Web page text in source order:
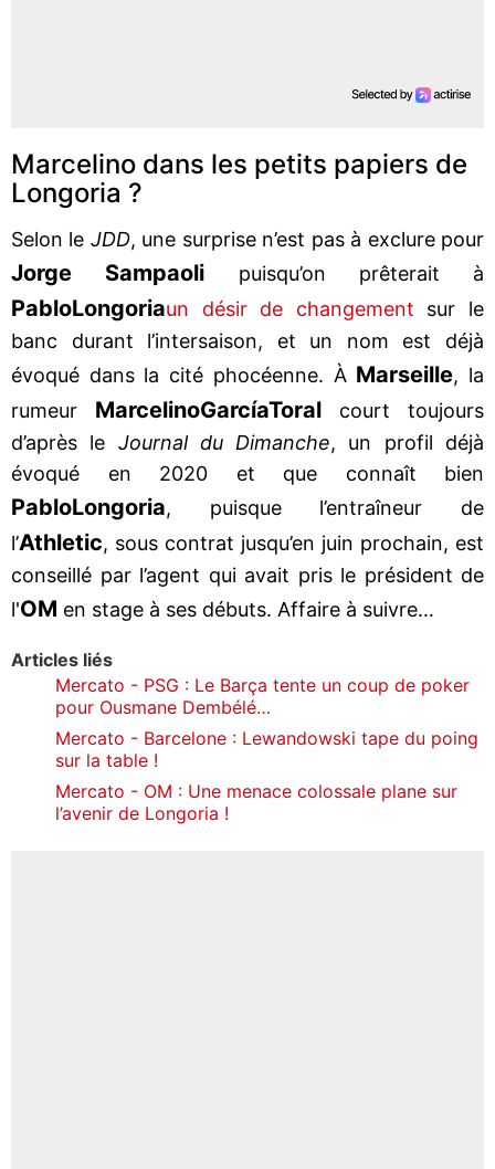
Marcelino dans les petits papiers de
Longoria ?
Selon le JDD, une surprise n’est pas à exclure pour
Jorge Sampaoli puisqu’on prêterait à
PabloLongoriaun désir de changement sur le
banc durant l’intersaison, et un nom est déjà
évoqué dans la cité phocéenne. À Marseille, la
rumeur MarcelinoGarcíaToral court toujours
d’après le Journal du Dimanche, un profil déjà
évoqué en 2020 et que connaît bien
PabloLongoria, puisque l’entraîneur de
l’Athletic, sous contrat jusqu’en juin prochain, est
conseillé par l’agent qui avait pris le président de
l'OM en stage à ses débuts. Affaire à suivre…
Articles liés
Mercato - PSG : Le Barça tente un coup de poker
pour Ousmane Dembélé…
Mercato - Barcelone : Lewandowski tape du poing
sur la table !
Mercato - OM : Une menace colossale plane sur
l’avenir de Longoria !